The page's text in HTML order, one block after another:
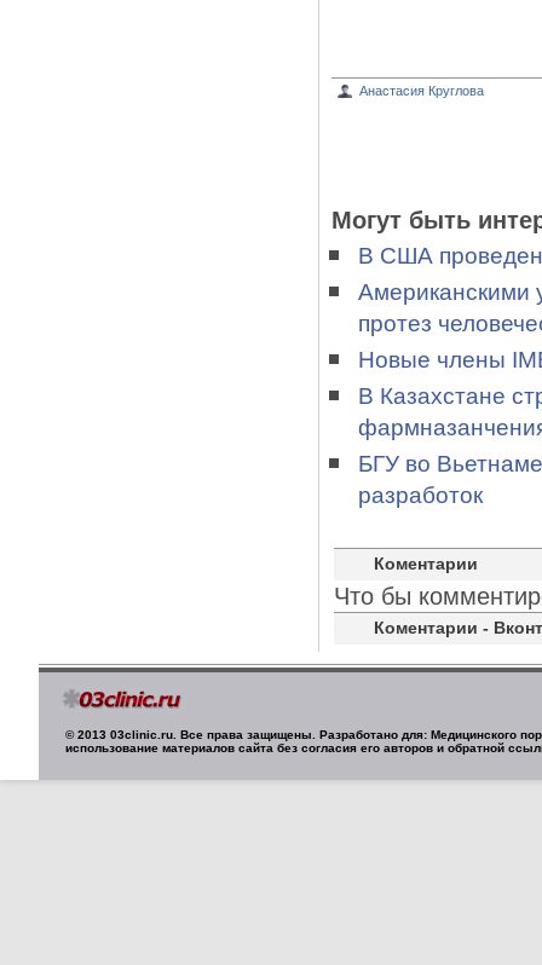
Анастасия Круглова
Могут быть
В США
Американскими
протез
Новые члены
В Казахстане
БГУ во
разработок
Коментарии
Что бы
Коментарии -
© 2013 03clinic.ru. Все права защищены. Разработано для: Медицинского
использование материалов сайта без согласия его авторов и обратной